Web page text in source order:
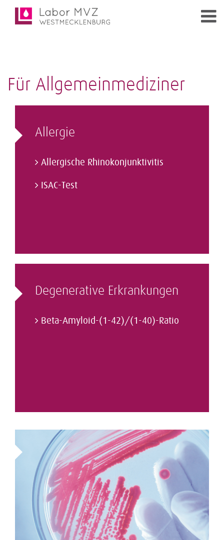
Für Allgemeinmediziner
Allergie
Allergische Rhinokonjunktivitis
ISAC-Test
Degenerative Erkrankungen
Beta-Amyloid-(1-42)/(1-40)-Ratio